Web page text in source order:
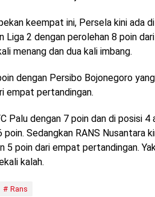
keempat ini, Persela kini ada
Liga 2 dengan perolehan 8 poin
menang dan dua kali imbang.
dengan Persibo Bojonegoro
empat pertandingan.
Palu dengan 7 poin dan di posisi 4
Sedangkan RANS Nusantara
5 poin dari empat pertandingan.
kalah.
Rans